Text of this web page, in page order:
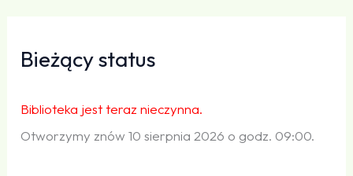
Bieżący status
Biblioteka jest teraz nieczynna.
Otworzymy znów 10 sierpnia 2026 o godz. 09:00.